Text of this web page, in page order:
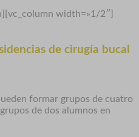
width=»1/2″]
de cirugía bucal
formar grupos de cuatro
de dos alumnos en